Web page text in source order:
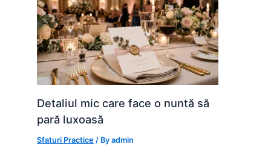
Detaliul mic care face o nuntă să
pară luxoasă
Sfaturi Practice / Byadmin